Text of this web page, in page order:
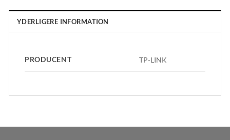
YDERLIGERE INFORMATION
PRODUCENT TP-LINK